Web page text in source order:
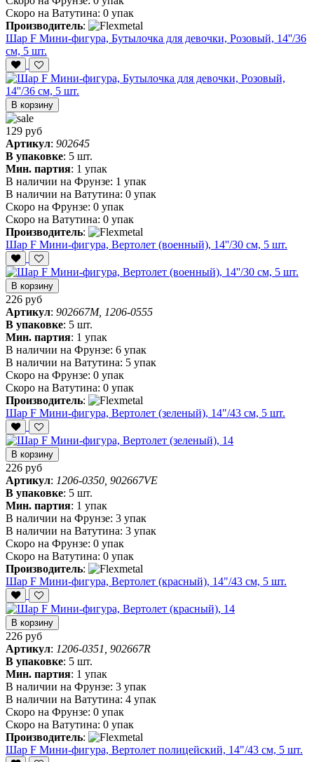
Скоро на Ватутина: 0 упак
Производитель:
Шар F Мини-фигура, Бутылочка для девочки, Розовый, 14''/36
см, 5 шт.
В корзину
129 руб
Артикул: 902645
В упаковке: 5 шт.
Мин. партия: 1 упак
В наличии на Фрунзе: 1 упак
В наличии на Ватутина: 0 упак
Скоро на Фрунзе: 0 упак
Скоро на Ватутина: 0 упак
Производитель:
Шар F Мини-фигура, Вертолет (военный), 14''/30 см, 5 шт.
В корзину
226 руб
Артикул: 902667M, 1206-0555
В упаковке: 5 шт.
Мин. партия: 1 упак
В наличии на Фрунзе: 6 упак
В наличии на Ватутина: 5 упак
Скоро на Фрунзе: 0 упак
Скоро на Ватутина: 0 упак
Производитель:
Шар F Мини-фигура, Вертолет (зеленый), 14"/43 см, 5 шт.
В корзину
226 руб
Артикул: 1206-0350, 902667VE
В упаковке: 5 шт.
Мин. партия: 1 упак
В наличии на Фрунзе: 3 упак
В наличии на Ватутина: 3 упак
Скоро на Фрунзе: 0 упак
Скоро на Ватутина: 0 упак
Производитель:
Шар F Мини-фигура, Вертолет (красный), 14"/43 см, 5 шт.
В корзину
226 руб
Артикул: 1206-0351, 902667R
В упаковке: 5 шт.
Мин. партия: 1 упак
В наличии на Фрунзе: 3 упак
В наличии на Ватутина: 4 упак
Скоро на Фрунзе: 0 упак
Скоро на Ватутина: 0 упак
Производитель:
Шар F Мини-фигура, Вертолет полицейский, 14"/43 см, 5 шт.